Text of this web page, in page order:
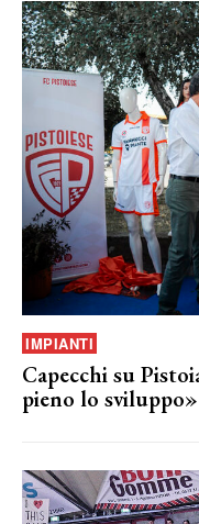
IMPIANTI
Capecchi su
pieno lo sviluppo»